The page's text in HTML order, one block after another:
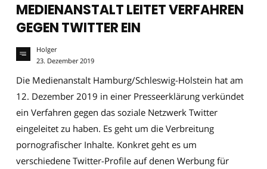
MEDIENANSTALT LEITET VERFAHREN
GEGEN TWITTER EIN
Holger
23. Dezember 2019
Die Medienanstalt Hamburg/Schleswig-Holstein hat am
12. Dezember 2019 in einer Presseerklärung verkündet
ein Verfahren gegen das soziale Netzwerk Twitter
eingeleitet zu haben. Es geht um die Verbreitung
pornografischer Inhalte. Konkret geht es um
verschiedene Twitter-Profile auf denen Werbung für